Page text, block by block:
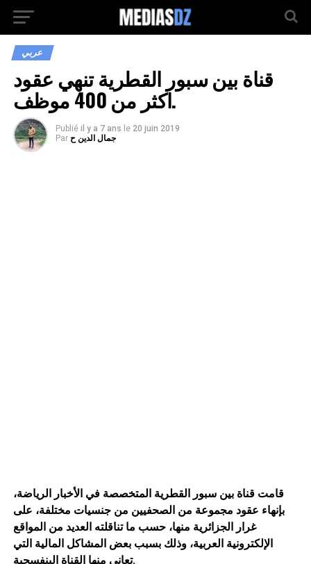
عربي
قناة بين سبور القطرية تنهي عقود
اكثر من 400 موظف.
Publié il y a 7 ans le 20 juin 2019
Par جمال الدين ح
قامت قناة بين سبور القطرية المتخصصة في الأخبار الرياضة،
بإنهاء عقود مجموعة من الصحفيين من جنسيات مختلفة، على
غرار الجزائرية منها، حسب ما تناقلته العديد من المواقع
الإلكترونية العربية، وذلك بسبب بعض المشاكل المالية التي
تعاني منها القناة البنفسجية.